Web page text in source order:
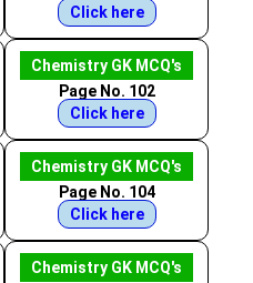
Click here
Chemistry GK MCQ's
Page No. 102
Click here
Chemistry GK MCQ's
Page No. 104
Click here
Chemistry GK MCQ's